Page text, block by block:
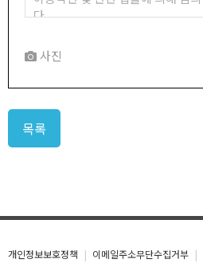
사진
목록
개인정보보호정책 이메일주소무단수집거부